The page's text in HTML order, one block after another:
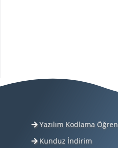
Yazılım Kodlama Öğren
Kunduz İndirim